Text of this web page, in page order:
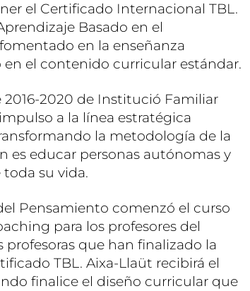
el Certificado Internacional TBL.
Basado en el
en la enseñanza
el contenido curricular estándar.
2020 de Institució Familiar
a la línea estratégica
la metodología de la
es educar personas autónomas y
su vida.
Pensamiento comenzó el curso
para los profesores del
profesoras que han finalizado la
TBL. Aixa-Llaüt recibirá el
finalice el diseño curricular que